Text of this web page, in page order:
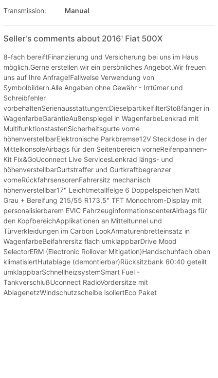
Transmission:
Manual
Seller's comments about 2016' Fiat 500X
8-fach bereiftFinanzierung und Versicherung bei uns im Haus
möglich.Gerne erstellen wir ein persönliches Angebot.Wir freuen
uns auf Ihre Anfrage!Fallweise Verwendung von
Symbolbildern.Alle Angaben ohne Gewähr - Irrtümer und
Schreibfehler
vorbehaltenSerienausstattungen:DieselpartikelfilterStoßfänger in
WagenfarbeGarantieAußenspiegel in WagenfarbeLenkrad mit
MultifunktionstastenSicherheitsgurte vorne
höhenverstellbarElektronische Parkbremse12V Steckdose in der
MittelkonsoleAirbags für den Seitenbereich vorneReifenpannen-
Kit Fix&GoUconnect Live ServicesLenkrad längs- und
höhenverstellbarGurtstraffer und Gurtkraftbegrenzer
vorneRückfahrsensorenFahrersitz mechanisch
höhenverstellbar17" Leichtmetallfelge 6 Doppelspeichen Matt
Grau + Bereifung 215/55 R173,5" TFT Monochrom-Display mit
personalisierbarem EVIC FahrzeuginformationscenterAirbags für
den KopfbereichApplikationen an Mitteltunnel und
Türverkleidungen im Carbon LookArmaturenbretteinsatz in
WagenfarbeBeifahrersitz flach umklappbarDrive Mood
SelectorERM (Electronic Rollover Mitigation)Handschuhfach oben
klimatisiertHutablage (demontierbar)Rücksitzbank 60:40 geteilt
umklappbarSchnellheizsystemSmart Fuel -
TankverschlußUconnect RadioVordersitze mit
AblagenetzWindschutzscheibe isoliertEco Paket